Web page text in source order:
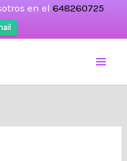
en el 648260725